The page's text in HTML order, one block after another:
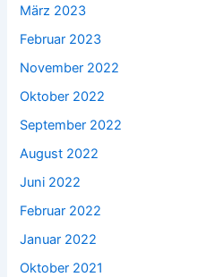
März 2023
Februar 2023
November 2022
Oktober 2022
September 2022
August 2022
Juni 2022
Februar 2022
Januar 2022
Oktober 2021